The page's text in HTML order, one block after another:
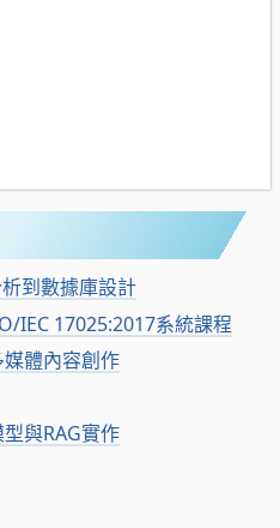
到數據庫設計
IEC 17025:2017系統課程
體內容創作
與RAG實作